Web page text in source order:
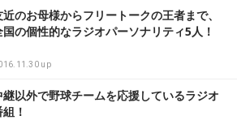
近のお母様からフリートークの王者まで、
国の個性的なラジオパーソナリティ5人！
up
継以外で野球チームを応援しているラジオ
！